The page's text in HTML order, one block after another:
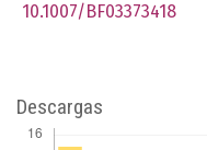
10.1007/BF03373418
Descargas